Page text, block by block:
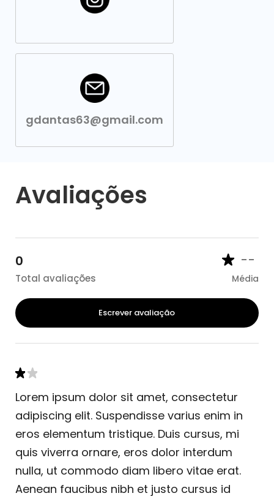
gdantas63@gmail.com
Avaliações
0
Total avaliações
--
Média
Escrever avaliação
Lorem ipsum dolor sit amet, consectetur
adipiscing elit. Suspendisse varius enim in
eros elementum tristique. Duis cursus, mi
quis viverra ornare, eros dolor interdum
nulla, ut commodo diam libero vitae erat.
Aenean faucibus nibh et justo cursus id